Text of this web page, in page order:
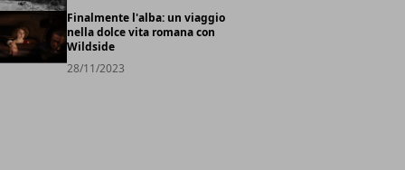
Finalmente l'alba: un viaggio
nella dolce vita romana con
Wildside
28/11/2023